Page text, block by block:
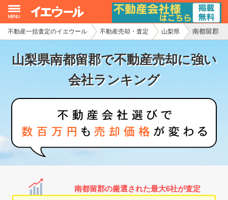
不動産一括査定のイエウール 不動産売却・査定 山梨県 南都留郡
山梨県南都留郡で不動産売却に強い
会社ランキング
南都留郡の厳選された最大6社が査定
イエウール加盟希望の不動産会社様
初めての方へ
不動産の売却・一括査定
家査定シミュレーター
お問い合わせ